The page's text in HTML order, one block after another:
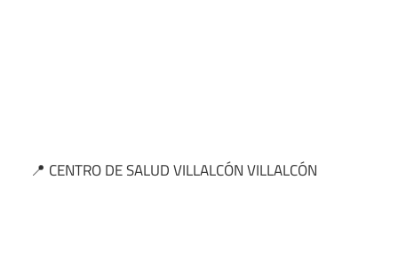
📍 CENTRO DE SALUD VILLALCÓN VILLALCÓN